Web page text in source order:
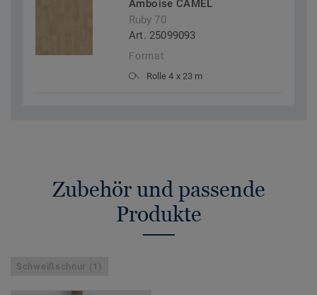
Amboise CAMEL
Ruby 70
Art. 25099093
Format
Rolle 4 x 23 m
Zubehör und passende
Produkte
Schweißschnur (1)